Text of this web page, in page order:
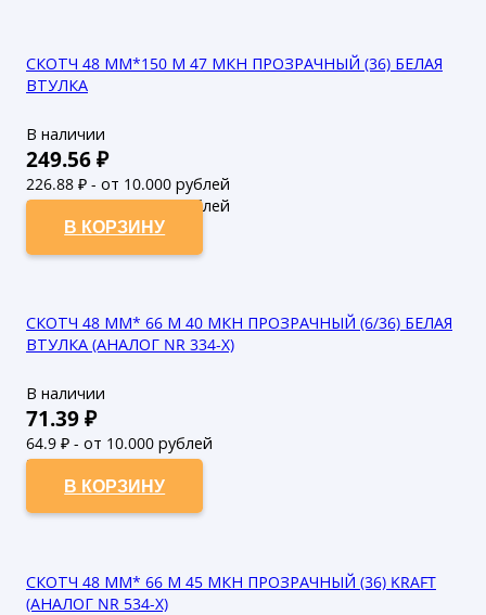
СКОТЧ 48 ММ*150 М 47 МКН ПРОЗРАЧНЫЙ (36) БЕЛАЯ
ВТУЛКА
В наличии
249.56₽
226.88 ₽ - от 10.000 рублей
206.25₽ - от 50.000 рублей
В КОРЗИНУ
СКОТЧ 48 ММ* 66 М 40 МКН ПРОЗРАЧНЫЙ (6/36) БЕЛАЯ
ВТУЛКА (АНАЛОГ NR 334-X)
В наличии
71.39₽
64.9 ₽ - от 10.000 рублей
59₽ - от 50.000 рублей
В КОРЗИНУ
СКОТЧ 48 ММ* 66 М 45 МКН ПРОЗРАЧНЫЙ (36) KRAFT
(АНАЛОГ NR 534-X)